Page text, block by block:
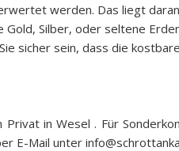
werden. Das liegt
Silber, oder seltene
sicher sein, dass die
in Wesel . Für
E-Mail unter